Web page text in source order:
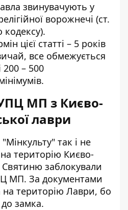
звинувачують у
ворожнечі (ст.
кодексу).
цієї статті – 5 років
все обмежується
– 500
МП з Києво-
лаври
так і не
територію Києво-
заблокували
МП. За документами
на територію Лаври, бо
замка.